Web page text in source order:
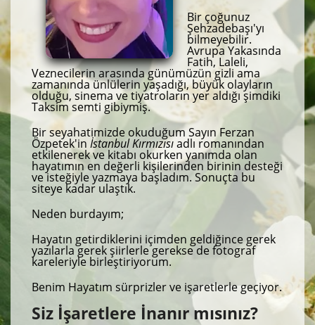
Bir çoğunuz
Şehzadebaşı'yı
bilmeyebilir.
Avrupa Yakasında
Fatih, Laleli,
Veznecilerin arasında günümüzün gizli ama
zamanında ünlülerin yaşadığı, büyük olayların
olduğu, sinema ve tiyatroların yer aldığı şimdiki
Taksim semti gibiymiş.
Bir seyahatimizde okuduğum Sayın Ferzan
Özpetek'in İstanbul Kırmızısıadlı romanından
etkilenerek ve kitabı okurken yanımda olan
hayatımın en değerli kişilerinden birinin desteği
ve isteğiyle yazmaya başladım. Sonuçta bu
siteye kadar ulaştık.
Neden burdayım;
Hayatın getirdiklerini içimden geldiğince gerek
yazılarla gerek şiirlerle gerekse de fotograf
kareleriyle birleştiriyorum.
Benim Hayatım sürprizler ve işaretlerle geçiyor.
Siz İşaretlere İnanır mısınız?